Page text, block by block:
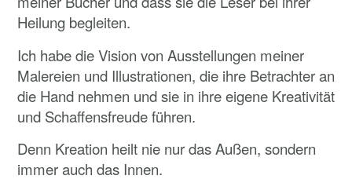
Heilung begleiten.
Ich habe die Vision von Ausstellungen meiner
Malereien und Illustrationen, die ihre Betrachter an
die Hand nehmen und sie in ihre eigene Kreativität
und Schaffensfreude führen.
Denn Kreation heilt nie nur das Außen, sondern
immer auch das Innen.